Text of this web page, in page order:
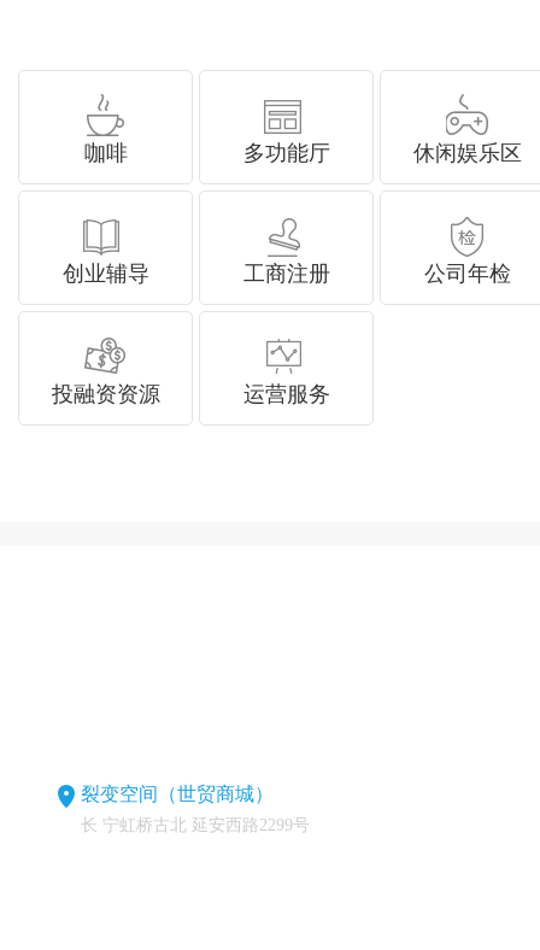
咖啡 多功能厅 休闲娱乐区
创业辅导 工商注册 公司年检
投融资资源 运营服务
裂变空间（世贸商城）
长 宁虹桥古北 延安西路2299号